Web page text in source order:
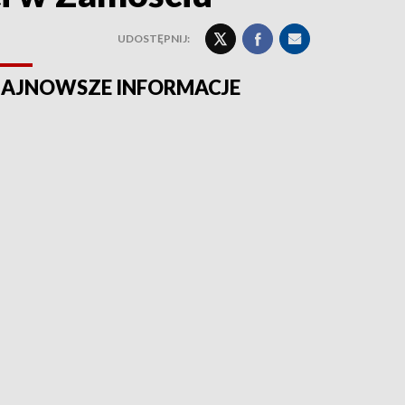
UDOSTĘPNIJ:
INFORMACJE